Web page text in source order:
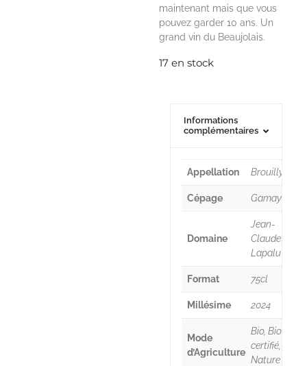
maintenant mais que vous
pouvez garder 10 ans. Un
grand vin du Beaujolais.
17 en stock
Informations
complémentaires
Appellation Brouilly
Cépage Gamay
Domaine
Jean-
Claude
Lapalu
Format 75cl
Millésime 2024
Mode
d’Agriculture
Bio, Bio
certifié,
Nature